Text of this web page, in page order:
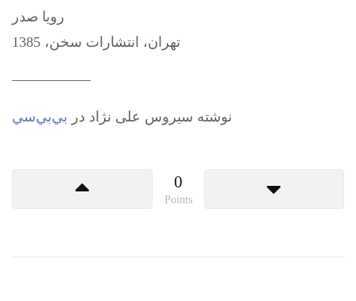
رویا صدر
تهران، انتشارات سخن، 1385
—————–
نوشته سيروس علی نژاد در بي‌بي‌سي
0
Points